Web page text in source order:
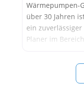
Wärmepumpen-
über 30 Jahren
ein
Planer im
das
Produkte,
Planungshilfe